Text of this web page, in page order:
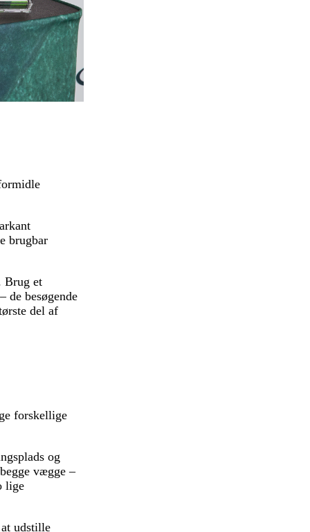
brugbar
Brug et
de besøgende
del af
forskellige
og
vægge –
lige
udstille